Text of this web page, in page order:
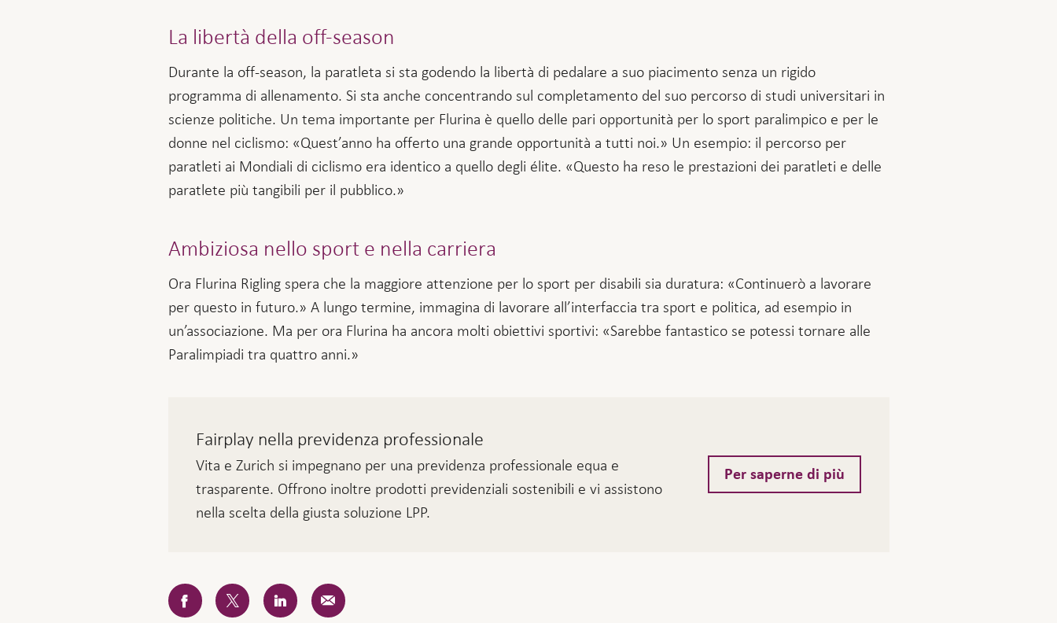
La libertà della off-season
Durante la off-season, la paratleta si sta godendo la libertà di pedalare a suo piacimento senza un rigido
programma di allenamento. Si sta anche concentrando sul completamento del suo percorso di studi universitari in
scienze politiche. Un tema importante per Flurina è quello delle pari opportunità per lo sport paralimpico e per le
donne nel ciclismo: «Quest’anno ha offerto una grande opportunità a tutti noi.» Un esempio: il percorso per
paratleti ai Mondiali di ciclismo era identico a quello degli élite. «Questo ha reso le prestazioni dei paratleti e delle
paratlete più tangibili per il pubblico.»
Ambiziosa nello sport e nella carriera
Ora Flurina Rigling spera che la maggiore attenzione per lo sport per disabili sia duratura: «Continuerò a lavorare
per questo in futuro.» A lungo termine, immagina di lavorare all’interfaccia tra sport e politica, ad esempio in
un’associazione. Ma per ora Flurina ha ancora molti obiettivi sportivi: «Sarebbe fantastico se potessi tornare alle
Paralimpiadi tra quattro anni.»
Fairplay nella previdenza professionale
Vita e Zurich si impegnano per una previdenza professionale equa e
trasparente. Offrono inoltre prodotti previdenziali sostenibili e vi assistono
nella scelta della giusta soluzione LPP.
Per saperne di più